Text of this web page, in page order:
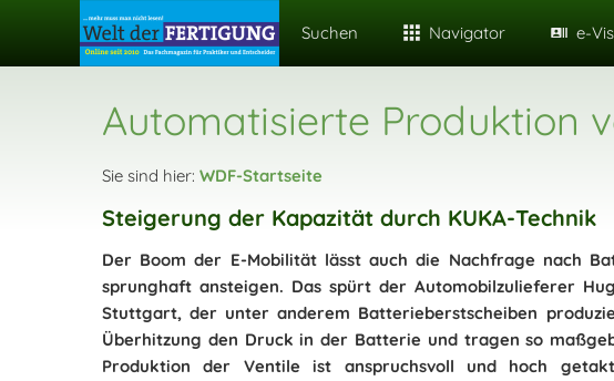
Suchen Navigator e-
Automatisierte Produktion
Sie sind hier: WDF-Startseite
Steigerung der Kapazität durch KUKA-Technik
Der Boom der E-Mobilität lässt auch die Nachfrage nach
sprunghaft ansteigen. Das spürt der Automobilzulieferer
Stuttgart, der unter anderem Batterieberstscheiben
Überhitzung den Druck in der Batterie und tragen so
Produktion der Ventile ist anspruchsvoll und hoch